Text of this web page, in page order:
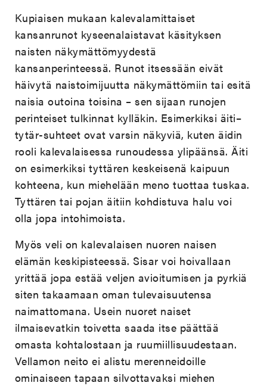
Kupiaisen mukaan kalevalamittaiset
kansanrunot kyseenalaistavat käsityksen
naisten näkymättömyydestä
kansanperinteessä. Runot itsessään eivät
häivytä naistoimijuutta näkymättömiin tai esitä
naisia outoina toisina – sen sijaan runojen
perinteiset tulkinnat kylläkin. Esimerkiksi äiti–
tytär-suhteet ovat varsin näkyviä, kuten äidin
rooli kalevalaisessa runoudessa ylipäänsä. Äiti
on esimerkiksi tyttären keskeisenä kaipuun
kohteena, kun miehelään meno tuottaa tuskaa.
Tyttären tai pojan äitiin kohdistuva halu voi
olla jopa intohimoista.
Myös veli on kalevalaisen nuoren naisen
elämän keskipisteessä. Sisar voi hoivallaan
yrittää jopa estää veljen avioitumisen ja pyrkiä
siten takaamaan oman tulevaisuutensa
naimattomana. Usein nuoret naiset
ilmaisevatkin toivetta saada itse päättää
omasta kohtalostaan ja ruumiillisuudestaan.
Vellamon neito ei alistu merenneidoille
ominaiseen tapaan silvottavaksi miehen